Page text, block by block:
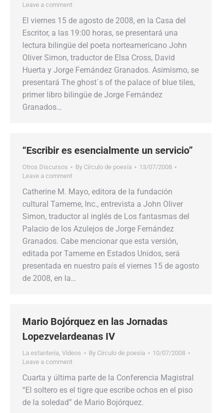
Leave a comment
El viernes 15 de agosto de 2008, en la Casa del
Escritor, a las 19:00 horas, se presentará una
lectura bilingüe del poeta norteamericano John
Oliver Simon, traductor de Elsa Cross, David
Huerta y Jorge Fernández Granados. Asimismo, se
presentará The ghost´s of the palace of blue tiles,
primer libro bilingüe de Jorge Fernández
Granados…
“Escribir es esencialmente un servicio”
Otros Discursos By Círculo de poesía
13/07/2008
Leave a comment
Catherine M. Mayo, editora de la fundación
cultural Tameme, Inc., entrevista a John Oliver
Simon, traductor al inglés de Los fantasmas del
Palacio de los Azulejos de Jorge Fernández
Granados. Cabe mencionar que esta versión,
editada por Tameme en Estados Unidos, será
presentada en nuestro país el viernes 15 de agosto
de 2008, en la…
Mario Bojórquez en las Jornadas
Lopezvelardeanas IV
La estantería, Videos By Círculo de poesía
10/07/2008
Leave a comment
Cuarta y última parte de la Conferencia Magistral
“El soltero es el tigre que escribe ochos en el piso
de la soledad” de Mario Bojórquez.